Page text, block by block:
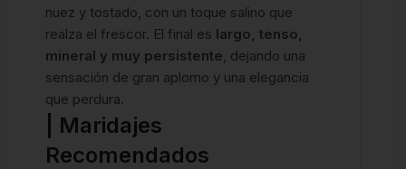
nuez y tostado, con un toque salino que
realza el frescor. El final es largo, tenso,
mineral y muy persistente, dejando una
sensación de gran aplomo y una elegancia
que perdura.
| Maridajes
Recomendados